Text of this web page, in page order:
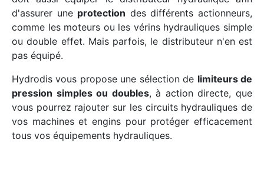
d'assurer une protection des différents actionneurs,
comme les moteurs ou les vérins hydrauliques simple
ou double effet. Mais parfois, le distributeur n'en est
pas équipé.
Hydrodis vous propose une sélection de limiteurs de
pression simples ou doubles, à action directe, que
vous pourrez rajouter sur les circuits hydrauliques de
vos machines et engins pour protéger efficacement
tous vos équipements hydrauliques.